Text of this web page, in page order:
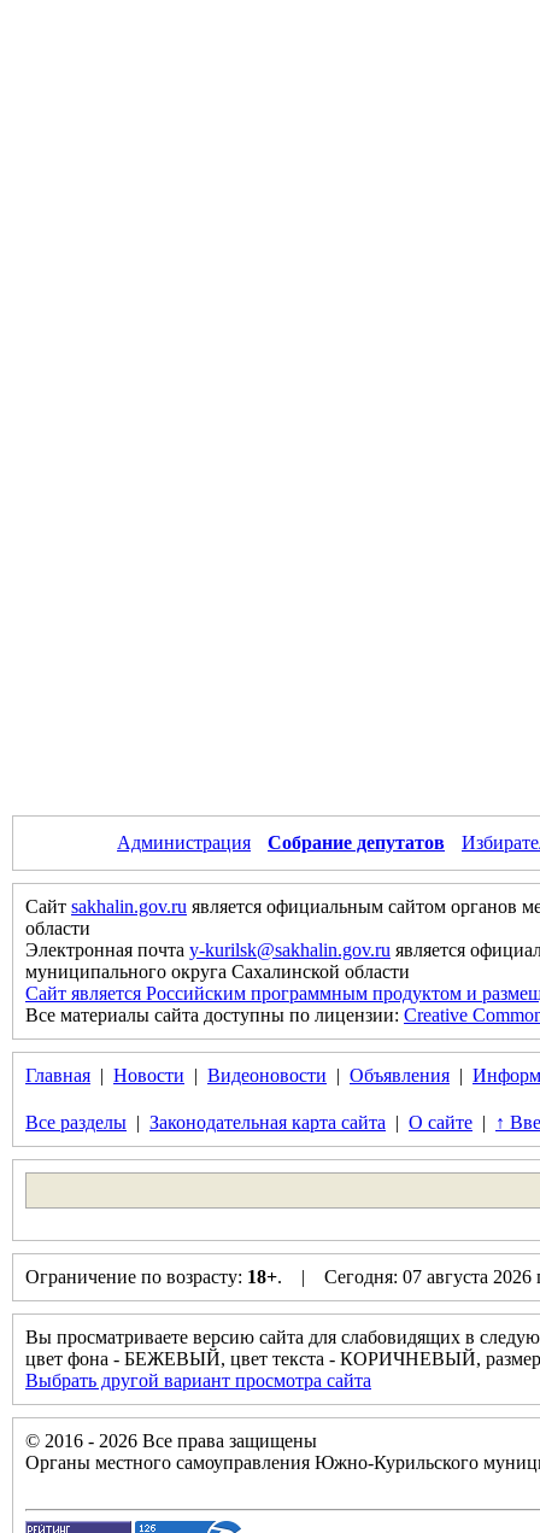
Администрация Собрание депутатов
Сайт sakhalin.gov.ru является официальным сайтом органов
области
Электронная почта y-kurilsk@sakhalin.gov.ru является
муниципального округа Сахалинской области
Сайт является Российским программным продуктом и
Все материалы сайта доступны по лицензии: Creative
Главная | Новости | Видеоновости | Объявления |
Все разделы | Законодательная карта сайта | О сайте | ↑
Ограничение по возрасту: 18+. | Сегодня: 07 августа
Вы просматриваете версию сайта для слабовидящих в
цвет фона - БЕЖЕВЫЙ, цвет текста - КОРИЧНЕВЫЙ,
Выбрать другой вариант просмотра сайта
© 2016 - 2026 Все права защищены
Органы местного самоуправления Южно-Курильского